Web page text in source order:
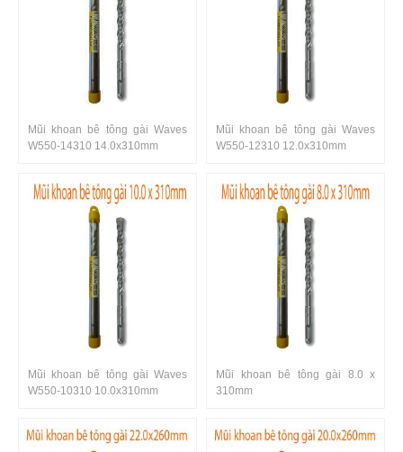
Mũi khoan bê tông gài Waves
W550-14310 14.0x310mm
Mũi khoan bê tông gài Waves
W550-12310 12.0x310mm
Mũi khoan bê tông gài Waves
W550-10310 10.0x310mm
Mũi khoan bê tông gài 8.0 x
310mm